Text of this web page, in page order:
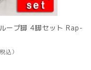
ープ脚 4脚セット Rap-
込）